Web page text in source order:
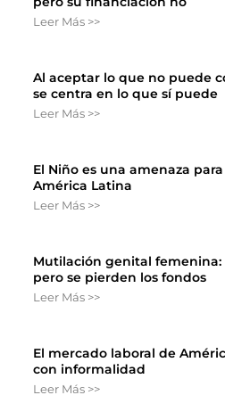
Leer Más >>
Al aceptar lo que no puede
se centra en lo que sí puede
Leer Más >>
El Niño es una amenaza
América Latina
Leer Más >>
Mutilación genital femenina:
pero se pierden los fondos
Leer Más >>
El mercado laboral de
con informalidad
Leer Más >>